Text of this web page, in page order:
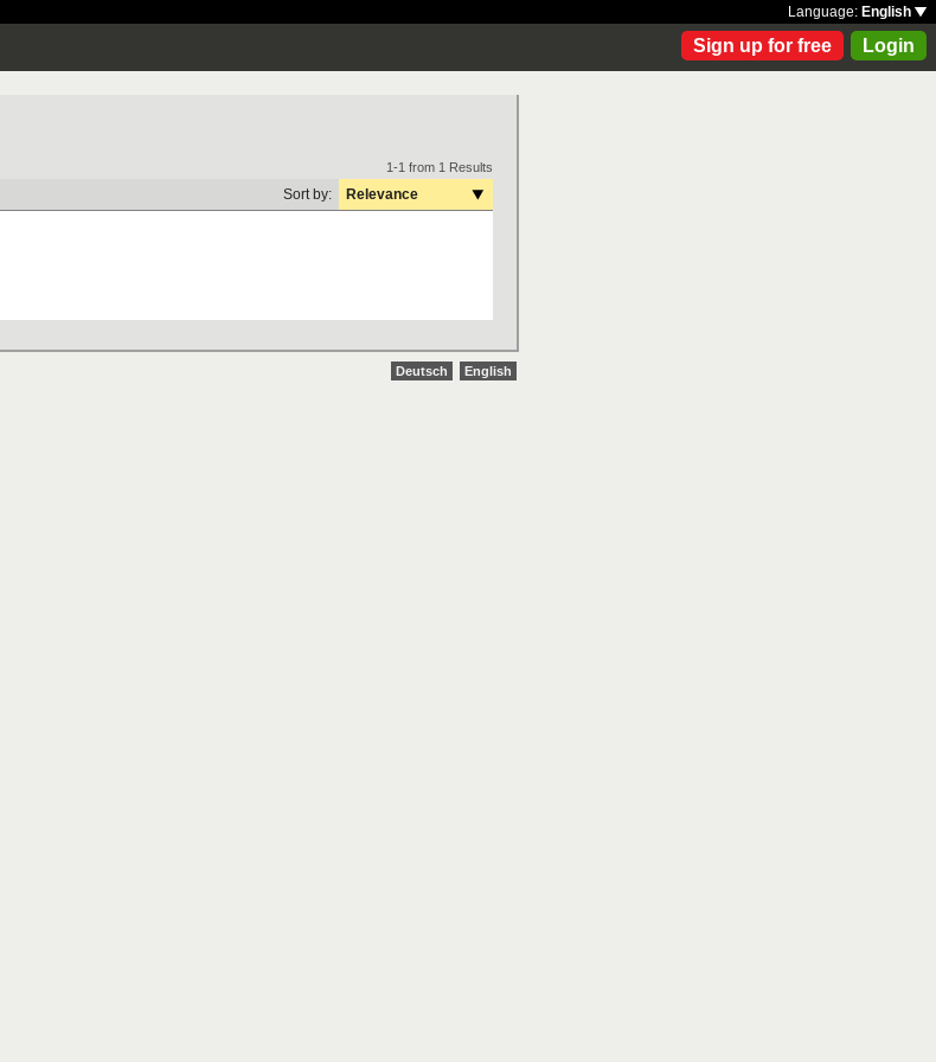
Language: English
Sign up for free Login
1-1 from 1 Results
Sort by: Relevance
Deutsch English